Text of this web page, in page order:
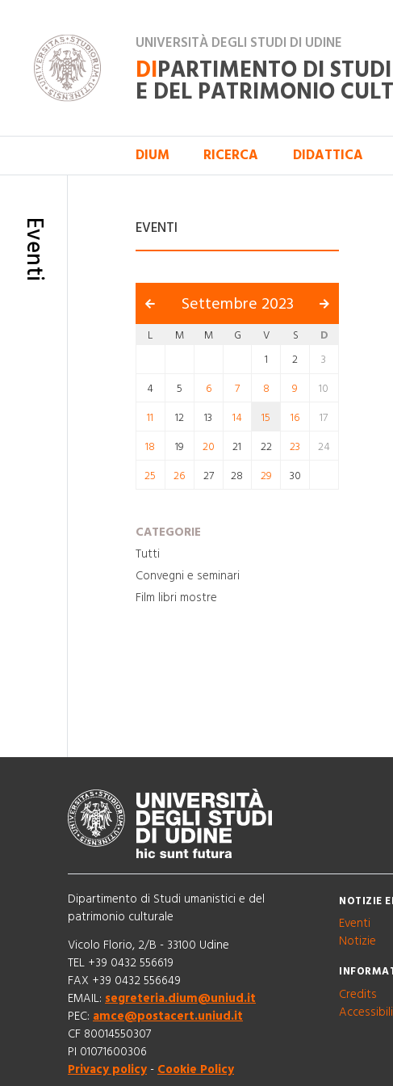
UNIVERSITÀ DEGLI STUDI DI UDINE
DIPARTIMENTO DI STUDI
E DEL PATRIMONIO
DIUM RICERCA DIDATTICA
Eventi EVENTI
Settembre 2023
L M M G V S
D
1
2
3
4
5 6 7 8 9
10
11
12 13 14 15 16
17
18
19 20 21 22 23
24
25
26 27 28 29 30
CATEGORIE
Tutti
Convegni e seminari
Film libri mostre
Dipartimento di Studi umanistici e del
patrimonio culturale
Vicolo Florio, 2/B - 33100 Udine
TEL +39 0432 556619
FAX +39 0432 556649
EMAIL: segreteria.dium@uniud.it
PEC: amce@postacert.uniud.it
CF 80014550307
PI 01071600306
Privacy policy - Cookie Policy
NOTIZIE
Eventi
Notizie
Credits